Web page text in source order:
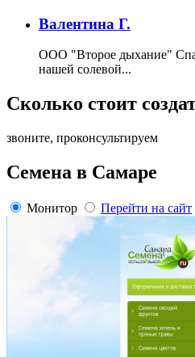
Валентина Г.
ООО "Второе дыхание"
нашей солевой...
Сколько стоит
звоните, проконсультируем
Семена в Самаре
Монитор Перейти на сайт